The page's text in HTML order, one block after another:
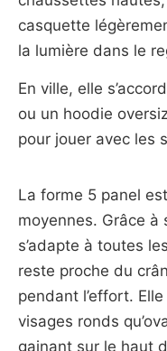
casquette
la lumière dans le
En ville, elle
ou un hoodie
pour jouer avec les
La forme 5 panel
moyennes. Grâce à
s’adapte à toutes
reste proche du
pendant l’effort.
visages ronds
gainant sur le haut